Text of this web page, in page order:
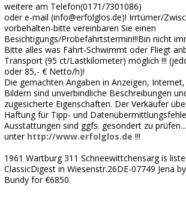
weitere am Telefon(0171/7301086)
oder e-mail (info@erfolglos.de)! Irrtümer/
vorbehalten-bitte vereinbaren Sie einen
Besichtigungs/Probefahrtstermin!!!Bin nicht
Bitte alles was Fährt-Schwimmt oder Fliegt
Transport (95 ct/Lastkilometer) möglich !!!
oder 85,- € Netto/h)!
Die gemachten Angaben in Anzeigen,
Bildern sind unverbindliche Beschreibungen
zugesicherte Eigenschaften. Der Verkäufer
Haftung für Tipp- und
Ausstattungen sind ggfs. gesondert zu
unter http://www.erfolglos.de !!!
1961 Wartburg 311 Schneewittchensarg is
ClassicDigest in Wiesenstr.26DE-07749 Jena
Bundy for €6850.